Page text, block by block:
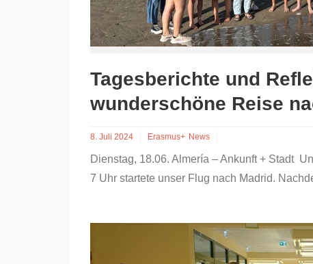
Tagesberichte und
wunderschöne Reise
8. Juli 2024 Erasmus+ News
Dienstag, 18.06. Almería – Ankunft + Stadt
7 Uhr startete unser Flug nach Madrid.